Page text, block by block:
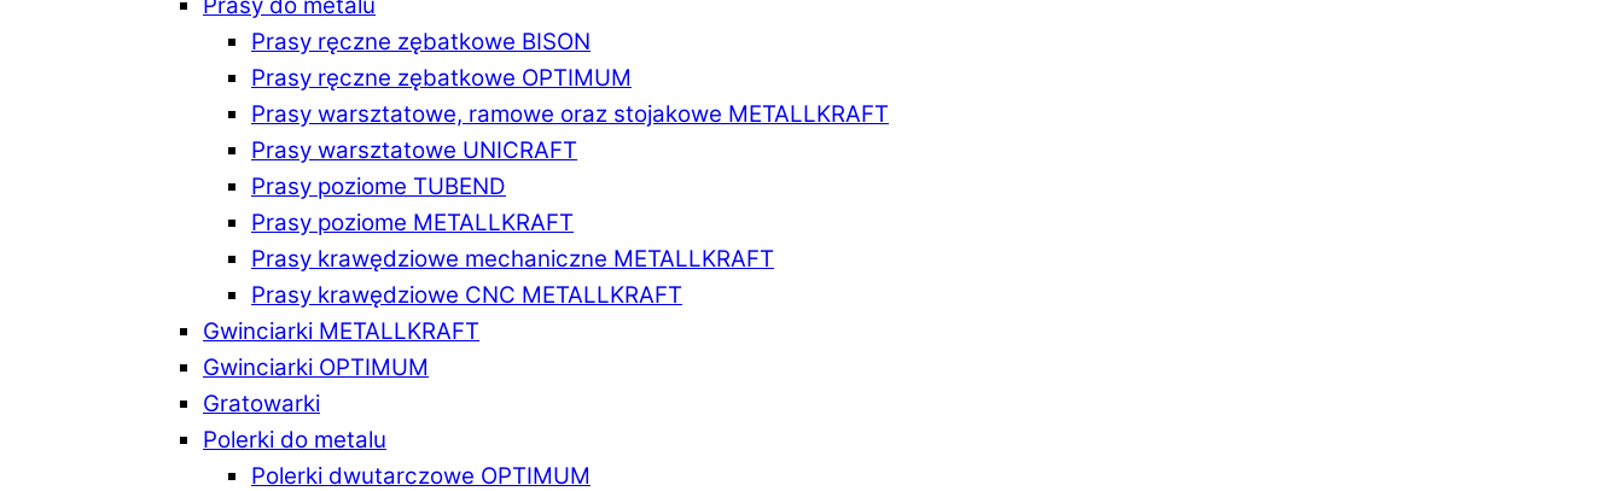
Prasy ręczne zębatkowe BISON
Prasy ręczne zębatkowe OPTIMUM
Prasy warsztatowe, ramowe oraz stojakowe METALLKRAFT
Prasy warsztatowe UNICRAFT
Prasy poziome TUBEND
Prasy poziome METALLKRAFT
Prasy krawędziowe mechaniczne METALLKRAFT
Prasy krawędziowe CNC METALLKRAFT
Gwinciarki METALLKRAFT
Gwinciarki OPTIMUM
Gratowarki
Polerki do metalu
Polerki dwutarczowe OPTIMUM